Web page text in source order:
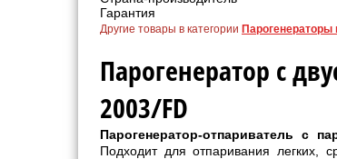
Гарантия
Другие товары в категории
Парогенератор с
2003/FD
Парогенератор-отпариватель с
Подходит для отпаривания легких,